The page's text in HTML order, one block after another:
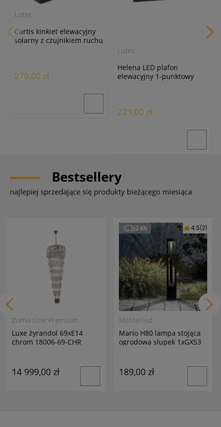
Lutec
Curtis kinkiet elewacyjny
solarny z czujnikiem ruchu
270,00 zł
Lutec
Helena LED plafon
elewacyjny 1-punktowy
221,00 zł
Bestsellery
najlepiej sprzedające się produkty bieżącego miesiąca
Zuma Line Premium
Luxe żyrandol 69xE14
chrom 18006-69-CHR
14 999,00 zł
24h
Masterled
Mario H80 lampa stojąca
ogrodowa słupek 1xGX53
4.5(2)
189,00 zł